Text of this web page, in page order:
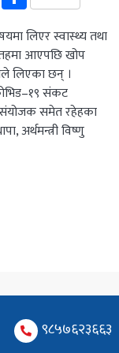
लिएर स्वास्थ्य तथा
आएपछि खोप
लिएका छन् ।
संकट
संयोजक समेत रहेहका
अर्थमन्त्री विष्णु
९८५७६२३६६३